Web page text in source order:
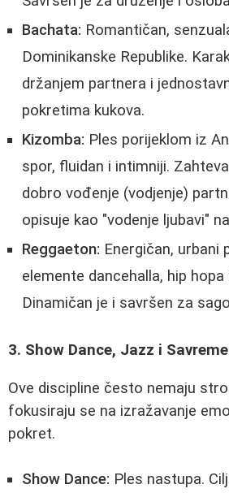
Bachata: Romantičan,
Dominikanske Republike.
držanjem partnera i
pokretima kukova.
Kizomba: Ples porijeklom iz
spor, fluidan i intimniji.
dobro vođenje (vodjenje)
opisuje kao "vodenje ljubavi"
Reggaeton: Energičan, urbani
elemente dancehalla, hip
Dinamičan je i savršen za
3. Show Dance, Jazz i
Ove discipline često nemaju
fokusiraju se na izražavanje
pokret.
Show Dance: Ples nastupa.